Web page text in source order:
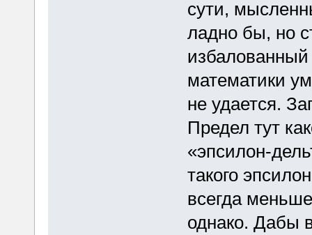
сути,
ладно бы, но
избалованный
математики
не удается.
Предел тут
«эпсилон-
такого
всегда
однако. Дабы